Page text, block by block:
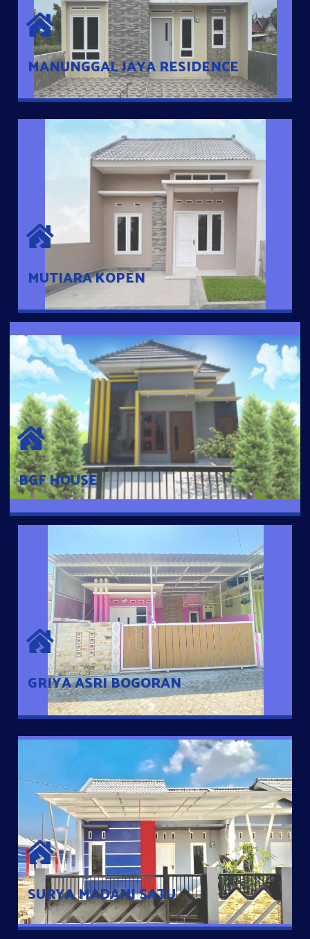
MANUNGGAL JAYA RESIDENCE
Cluster Exclusive dengan one Gate System, terdapat taman
mini dan memiliki jarak 200m dari jalan nasional serta dekat
dengan pusat kota
MUTIARA KOPEN
MUTIARA KOPEN
Hunian nyaman dengan suasana pedesaan. 10 menit dari pusat
kota, 2 menit dari Ring Road
BGF HOUSE
BGF HOUSE
Hunian Mewah Pusat Kota dengan fasilitas Free Desain, Dapur,
Parkir Mobil dengan 3 Kamar Tidur dan 2 Kamar Mandi.
GRIYA ASRI BOGORAN
GRIYA ASRI BOGORAN
Desain Modern Minimalis dengan Konsep Rumah Pintar
Sehingga Memudahkan Penghuni mengakses rumahnya
dengan Ponsel
SURYA MADANI SATU
SURYA MADANI SATU
Satu-satunya Hunian nyaman dengan harga subsidi hanya 100
jutaan dengan lokasi strategis di Tuban